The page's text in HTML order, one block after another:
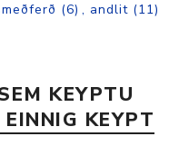
(6) , andlit (11)
KEYPTU
KEYPT